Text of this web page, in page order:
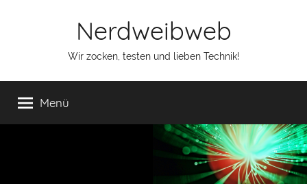
Nerdweibweb
Wir zocken, testen und lieben Technik!
Menü